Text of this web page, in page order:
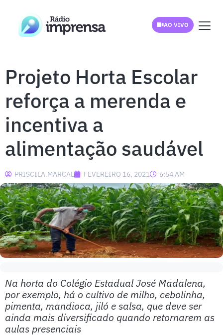
AO VIVO
Projeto Horta Escolar
reforça a merenda e
incentiva a
alimentação saudável
PRISCILA.MARCAL FEVEREIRO 16, 2021 6:54 AM
Na horta do Colégio Estadual José Madalena,
por exemplo, há o cultivo de milho, cebolinha,
pimenta, mandioca, jiló e salsa, que deve ser
ainda mais diversificado quando retornarem as
aulas presenciais